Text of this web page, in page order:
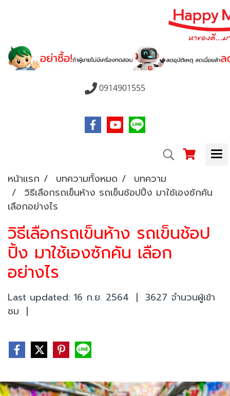
0914901555
หน้าแรก บทความทั้งหมด
บทความ
วิธีเลือกรถเข็นห้าง รถเข็นช้อปปิ้ง มาใช้เองซักคัน
เลือกอย่างไร
วิธีเลือกรถเข็นห้าง รถเข็นช้อป
ปิ้ง มาใช้เองซักคัน เลือก
อย่างไร
Last updated: 16 ก.ย. 2564 | 3627 จำนวนผู้เข้า
ชม |